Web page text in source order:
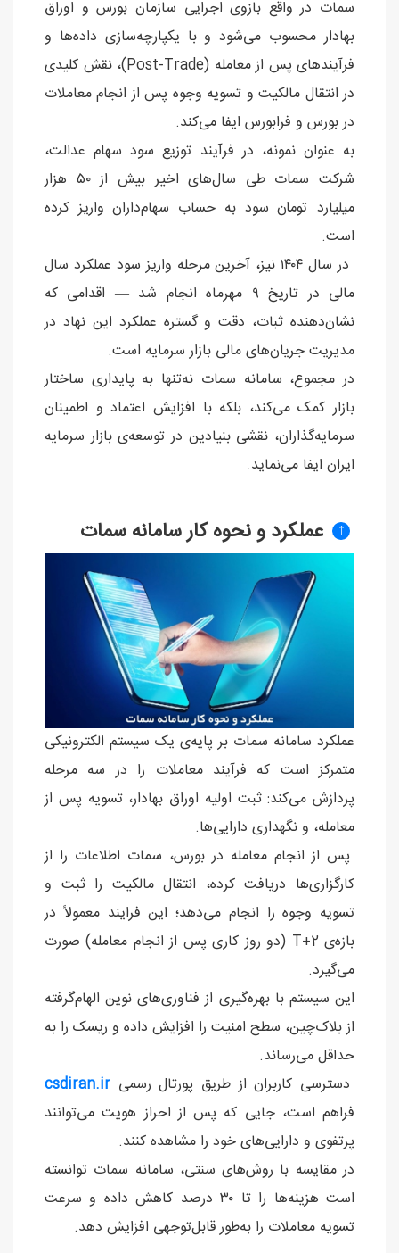
سمات در واقع بازوی اجرایی سازمان بورس و اوراق
بهادار محسوب می‌شود و با یکپارچه‌سازی داده‌ها و
فرآیندهای پس از معامله (Post-Trade)، نقش کلیدی
در انتقال مالکیت و تسویه وجوه پس از انجام معاملات
در بورس و فرابورس ایفا می‌کند.
به عنوان نمونه، در فرآیند توزیع سود سهام عدالت،
شرکت سمات طی سال‌های اخیر بیش از ۵۰ هزار
میلیارد تومان سود به حساب سهام‌داران واریز کرده
است.
در سال ۱۴۰۴ نیز، آخرین مرحله واریز سود عملکرد سال
مالی در تاریخ ۹ مهرماه انجام شد — اقدامی که
نشان‌دهنده ثبات، دقت و گستره عملکرد این نهاد در
مدیریت جریان‌های مالی بازار سرمایه است.
در مجموع، سامانه سمات نه‌تنها به پایداری ساختار
بازار کمک می‌کند، بلکه با افزایش اعتماد و اطمینان
سرمایه‌گذاران، نقشی بنیادین در توسعه‌ی بازار سرمایه
ایران ایفا می‌نماید.
↑ عملکرد و نحوه کار سامانه سمات
عملکرد سامانه سمات بر پایه‌ی یک سیستم الکترونیکی
متمرکز است که فرآیند معاملات را در سه مرحله
پردازش می‌کند: ثبت اولیه اوراق بهادار، تسویه پس از
معامله، و نگهداری دارایی‌ها.
پس از انجام معامله در بورس، سمات اطلاعات را از
کارگزاری‌ها دریافت کرده، انتقال مالکیت را ثبت و
تسویه وجوه را انجام می‌دهد؛ این فرایند معمولاً در
بازه‌ی T+2 (دو روز کاری پس از انجام معامله) صورت
می‌گیرد.
این سیستم با بهره‌گیری از فناوری‌های نوین الهام‌گرفته
از بلاک‌چین، سطح امنیت را افزایش داده و ریسک را به
حداقل می‌رساند.
دسترسی کاربران از طریق پورتال رسمی csdiran.ir
فراهم است، جایی که پس از احراز هویت می‌توانند
پرتفوی و دارایی‌های خود را مشاهده کنند.
در مقایسه با روش‌های سنتی، سامانه سمات توانسته
است هزینه‌ها را تا ۳۰ درصد کاهش داده و سرعت
تسویه معاملات را به‌طور قابل‌توجهی افزایش دهد.